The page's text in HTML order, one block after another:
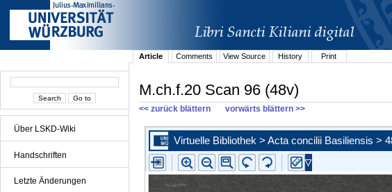
Über LSKD-Wiki
Handschriften
Letzte Änderungen
Article
Comments View Source History Print
M.ch.f.20 Scan 96 (48v)
<< zurück blättern vorwärts blättern >>